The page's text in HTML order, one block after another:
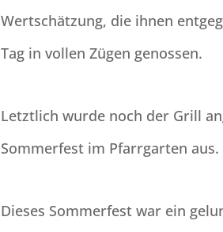
Wertschätzung, die ihnen
Tag in vollen Zügen genossen.
Letztlich wurde noch der Grill
Sommerfest im Pfarrgarten aus.
Dieses Sommerfest war ein